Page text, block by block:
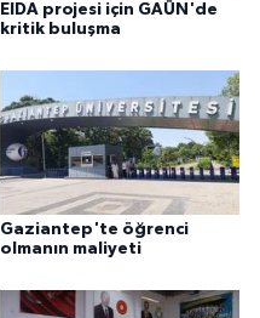
EIDA projesi için GAÜN'de
kritik buluşma
Gaziantep'te öğrenci
olmanın maliyeti